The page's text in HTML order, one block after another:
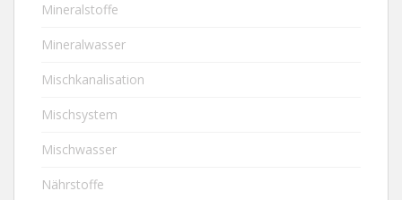
Mineralstoffe
Mineralwasser
Mischkanalisation
Mischsystem
Mischwasser
Nährstoffe